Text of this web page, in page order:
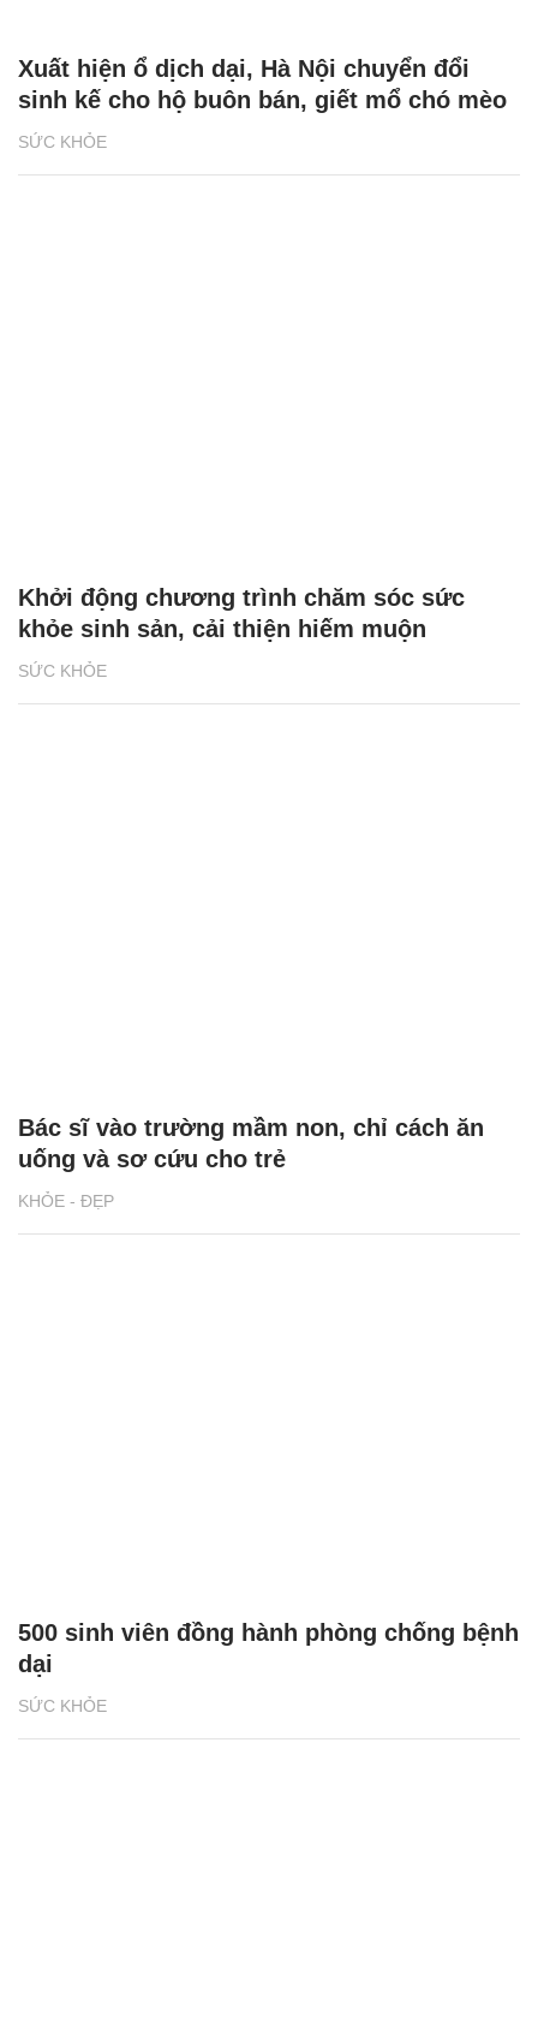
SỨC KHỎE
Xuất hiện ổ dịch dại, Hà Nội chuyển đổi
sinh kế cho hộ buôn bán, giết mổ chó mèo
SỨC KHỎE
Khởi động chương trình chăm sóc sức
khỏe sinh sản, cải thiện hiếm muộn
KHỎE - ĐẸP
Bác sĩ vào trường mầm non, chỉ cách ăn
uống và sơ cứu cho trẻ
SỨC KHỎE
500 sinh viên đồng hành phòng chống bệnh
dại